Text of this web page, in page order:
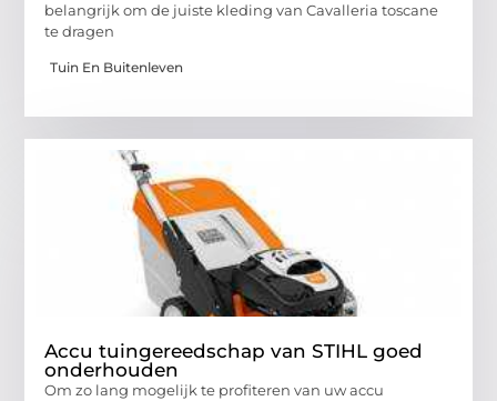
belangrijk om de juiste kleding van Cavalleria toscane
te dragen
Tuin En Buitenleven
Accu tuingereedschap van STIHL goed
onderhouden
Om zo lang mogelijk te profiteren van uw accu